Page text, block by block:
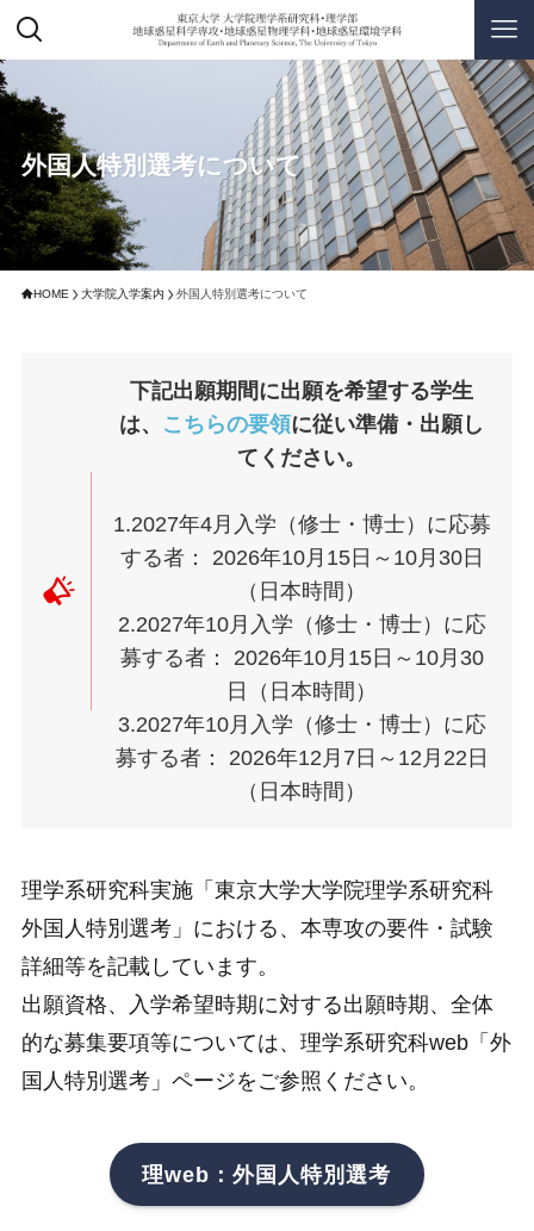
外国人特別選考について
HOME 大学院入学案内 外国人特別選考について
下記出願期間に出願を希望する学生
は、 こちらの要領に従い準備・出願し
てください。
1.2027年4月入学（修士・博士）に応募
する者： 2026年10月15日～10月30日
（日本時間）
2.2027年10月入学（修士・博士）に応
募する者： 2026年10月15日～10月30
日（日本時間）
3.2027年10月入学（修士・博士）に応
募する者： 2026年12月7日～12月22日
（日本時間）
理学系研究科実施「東京大学大学院理学系研究科
外国人特別選考」における、本専攻の要件・試験
詳細等を記載しています。
出願資格、入学希望時期に対する出願時期、全体
的な募集要項等については、理学系研究科web「外
国人特別選考」ページをご参照ください。
理web：外国人特別選考